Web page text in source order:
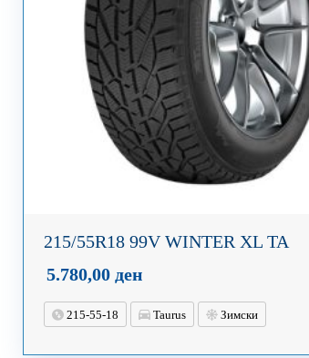
215/55R18 99V WINTER XL TA
5.780,00 ден
215-55-18 Taurus Зимски